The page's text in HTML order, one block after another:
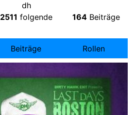
dh
2511 folgende 164 Beiträge
Beiträge Rollen